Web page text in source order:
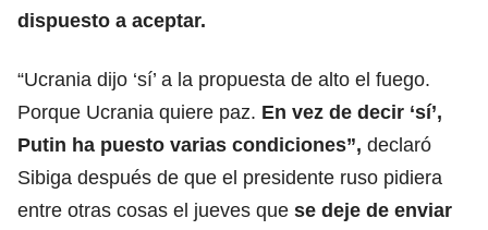
dispuesto a aceptar.
“Ucrania dijo ‘sí’ a la propuesta de alto el fuego.
Porque Ucrania quiere paz. En vez de decir ‘sí’,
Putin ha puesto varias condiciones”, declaró
Sibiga después de que el presidente ruso pidiera
entre otras cosas el jueves que se deje de enviar